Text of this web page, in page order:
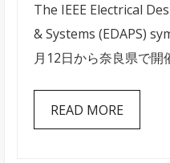
研
究
会
は
The IEEE Electrical
& Systems (EDAPS)
月12日から奈良県で
READ MORE